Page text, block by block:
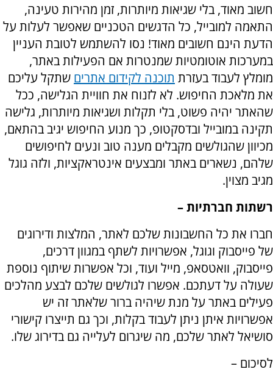
חשוב מאוד, בלי שגיאות מיותרות, זמן מהירות טעינה,
התאמה למובייל, כל הדגשים הטכניים שאפשר לעלות על
הדעת הינם חשובים מאוד! נסו להשתמש לטובת העניין
במערכות אוטומטיות שמנטרות אם הפעילות באתר,
מומלץ לעבוד בעזרת תוכנה לקידום אתרים שתקל עליכם
את מלאכת החיפוש. לא לזנוח את חוויית הגלישה, ככל
שהאתר יהיה פשוט, בלי תקלות ושגיאות מיותרות, גלישה
תקינה במובייל ובדסקטופ, כך מנוע החיפוש יגיב בהתאם,
מכיוון שהגולשים מקבלים מענה טוב ונעים לחיפושים
שלהם, נשארים באתר ומבצעים אינטראקציות, ולזה גוגל
מגיב מצוין.
רשתות חברתיות –
חברו את כל החשבונות שלכם לאתר, המלצות ודירוגים
של פייסבוק וגוגל, אפשרויות לשתף במגוון דרכים,
פייסבוק, וואטסאפ, מייל ועוד, וכל אפשרות שיתוף נוספת
שעולה על דעתכם. אפשרו לגולשים שלכם לבצע מהלכים
פעילים באתר על מנת שיהיה ברור שלאתר זה יש
אפשרויות איתן ניתן לעבוד בקלות, וכך גם תייצרו קישורי
סושיאל לאתר שלכם, מה שיגרום לעלייה גם בדירוג שלו.
לסיכום –